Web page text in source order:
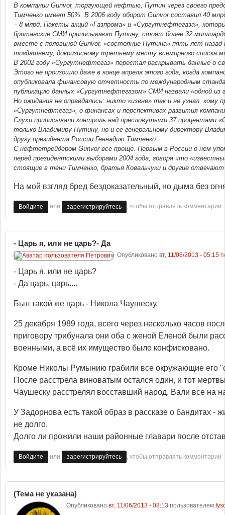
В компании Gunvor, торгующей нефтью, Путин через своего
Тимченко имеет 50%. В 2006 году оборот Gunvor составил 40
– 8 млрд. Пакеты акций «Газпрома» и «Сургутнефтегаза»,
британские СМИ приписывают Путину, стоят более 32
вместе с половиной Gunvor, «состояние Путина» пять лет назад
тогдашнему, докризисному третьему месту всемирного списка
В 2002 году «Сургутнефтегаз» перестал раскрывать данные о
Этого не произошло даже в конце апреля этого года, когда
опубликовала финансовую отчетность по международным
публикацию данных «Сургутнефтегазом» СМИ назвали «одной из
Но ожидания не оправдались: никто «извне» так и не узнал, кому
«Сургутнефтегаз», о финансах и перспективах развития
Слухи приписывали контроль над пресловутыми 37 процентами
только Владимиру Путину, но и ее генеральному директору
другу президента России Геннадию Тимченко.
С нефтетрейдером Gunvor все проще. Первым в России о нем
перед президентскими выборами 2004 года, говоря что
стоящие в тени Тимченко, братья Ковальчуки и другие
На мой взгляд бред бездоказательный, но дыма без
Войдите или зарегистрируйтесь , чтобы отправлять комментарии
- Царь я, или не царь?- Да
Опубликовано вт, 11/06/2013 - 05:15
- Царь я, или не царь?
- Да царь, царь....
Был такой же царь - Никола Чаушеску.
25 декабря 1989 года, всего через несколько часов
приговору трибунала они оба с женой Еленой были
военными, а всё их имущество было конфисковано.
Кроме Николы Румынию грабили все окружающие его
После расстрела виноватым остался один, и тот
Чаушеску расстрелял восставший народ. Вали все на
У Задорнова есть такой образ в рассказе о бандитах -
не долго.
Долго ли прожили наши районные главари после
Войдите или зарегистрируйтесь , чтобы отправлять комментарии
(Тема не указана)
Опубликовано вт, 11/06/2013 - 08:13пользователем